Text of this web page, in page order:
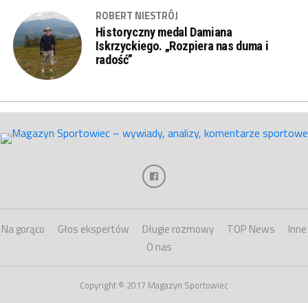
ROBERT NIESTRÓJ
Historyczny medal Damiana
Iskrzyckiego. „Rozpiera nas duma i
radość”
Na gorąco Głos ekspertów Długie rozmowy TOP News
Inne
O nas
Copyright © 2017 Magazyn Sportowiec